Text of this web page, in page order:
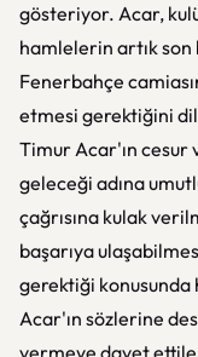
gösteriyor. Acar,
hamlelerin artık
Fenerbahçe
etmesi gerektiğini
Timur Acar'ın cesur
geleceği adına
çağrısına kulak
başarıya
gerektiği
Acar'ın sözlerine
vermeye davet